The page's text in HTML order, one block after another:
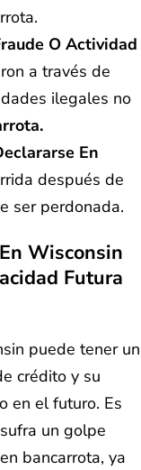
O Actividad
a través de
ilegales no
En
después de
ser perdonada.
Wisconsin
Futura
puede tener un
crédito y su
en el futuro. Es
un golpe
bancarrota, ya